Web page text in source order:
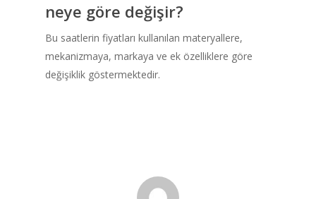
neye göre değişir?
Bu saatlerin fiyatları kullanılan materyallere,
mekanizmaya, markaya ve ek özelliklere göre
değişiklik göstermektedir.